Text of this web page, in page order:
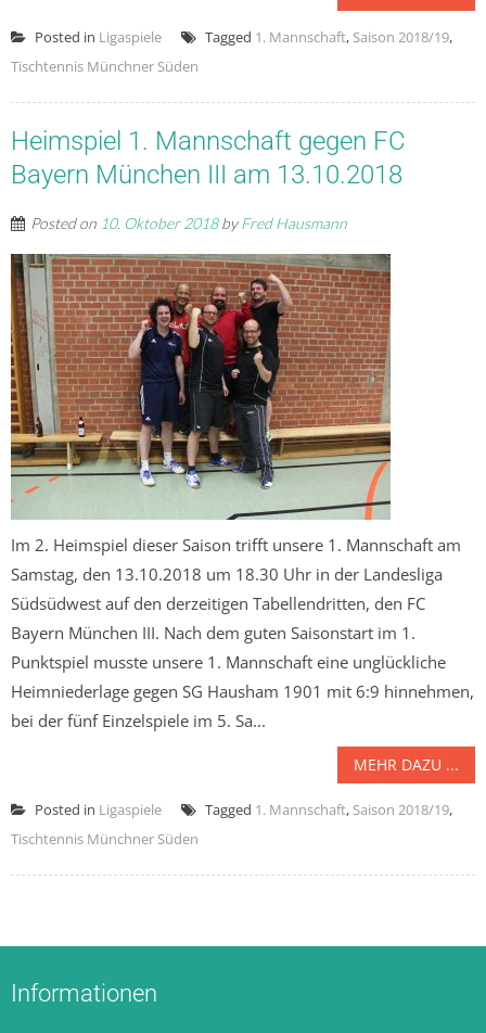
Posted in Ligaspiele Tagged 1. Mannschaft, Saison 2018/19,
Tischtennis Münchner Süden
Heimspiel 1. Mannschaft gegen FC
Bayern München III am 13.10.2018
Posted on 10. Oktober 2018byFred Hausmann
Im 2. Heimspiel dieser Saison trifft unsere 1. Mannschaft am
Samstag, den 13.10.2018 um 18.30 Uhr in der Landesliga
Südsüdwest auf den derzeitigen Tabellendritten, den FC
Bayern München III. Nach dem guten Saisonstart im 1.
Punktspiel musste unsere 1. Mannschaft eine unglückliche
Heimniederlage gegen SG Hausham 1901 mit 6:9 hinnehmen,
bei der fünf Einzelspiele im 5. Sa...
MEHR DAZU ...
Posted in Ligaspiele Tagged 1. Mannschaft, Saison 2018/19,
Tischtennis Münchner Süden
Informationen